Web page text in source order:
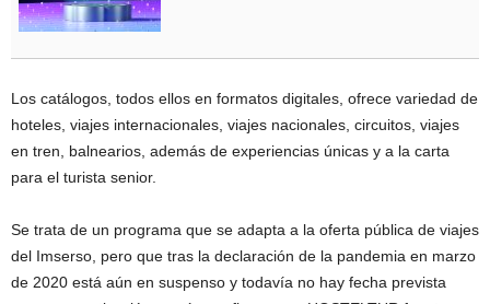
Los catálogos, todos ellos en formatos digitales, ofrece variedad de
hoteles, viajes internacionales, viajes nacionales, circuitos, viajes
en tren, balnearios, además de experiencias únicas y a la carta
para el turista senior.
Se trata de un programa que se adapta a la oferta pública de viajes
del Imserso, pero que tras la declaración de la pandemia en marzo
de 2020 está aún en suspenso y todavía no hay fecha prevista